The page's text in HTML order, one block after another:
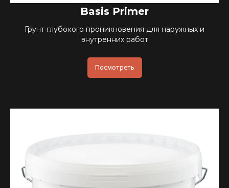
Basis Primer
Грунт глубокого проникновения для наружных и
внутренних работ
Посмотреть